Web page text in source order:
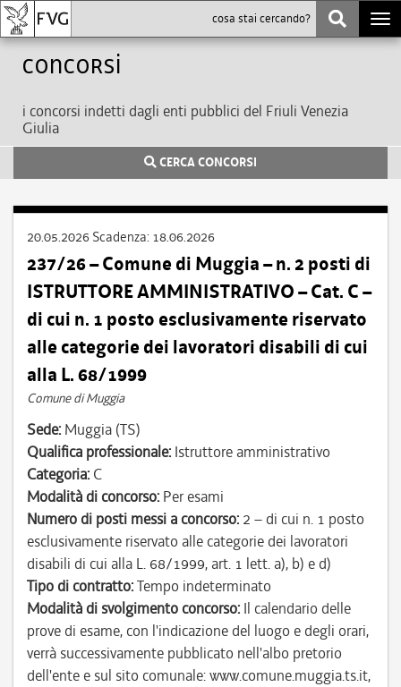
Concorsi
i concorsi indetti dagli enti pubblici del Friuli Venezia
Giulia
CERCA CONCORSI
20.05.2026 Scadenza: 18.06.2026
237/26 – Comune di Muggia – n. 2 posti di
ISTRUTTORE AMMINISTRATIVO – Cat. C –
di cui n. 1 posto esclusivamente riservato
alle categorie dei lavoratori disabili di cui
alla L. 68/1999
Comune di Muggia
Sede: Muggia (TS)
Qualifica professionale: Istruttore amministrativo
Categoria: C
Modalità di concorso: Per esami
Numero di posti messi a concorso: 2 – di cui n. 1 posto
esclusivamente riservato alle categorie dei lavoratori
disabili di cui alla L. 68/1999, art. 1 lett. a), b) e d)
Tipo di contratto:Tempo indeterminato
Modalità di svolgimento concorso: Il calendario delle
prove di esame, con l'indicazione del luogo e degli orari,
verrà successivamente pubblicato nell'albo pretorio
dell'ente e sul sito comunale: www.comune.muggia.ts.it,